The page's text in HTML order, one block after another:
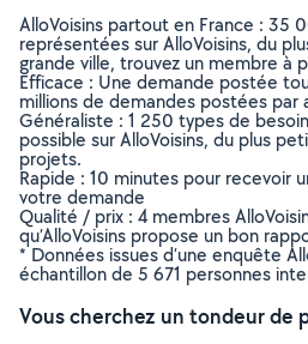
AlloVoisins partout en France : 35
représentées sur AlloVoisins, du
grande ville, trouvez un membre à
Efficace : Une demande postée
millions de demandes postées par
Généraliste : 1 250 types de
possible sur AlloVoisins, du plus
projets.
Rapide : 10 minutes pour recevoir
votre demande
Qualité / prix : 4 membres
qu’AlloVoisins propose un bon
* Données issues d’une enquête
échantillon de 5 671 personnes
Vous cherchez un tondeur de